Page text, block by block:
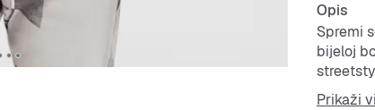
Opis
Spremi
bijeloj
bez
Prikaži